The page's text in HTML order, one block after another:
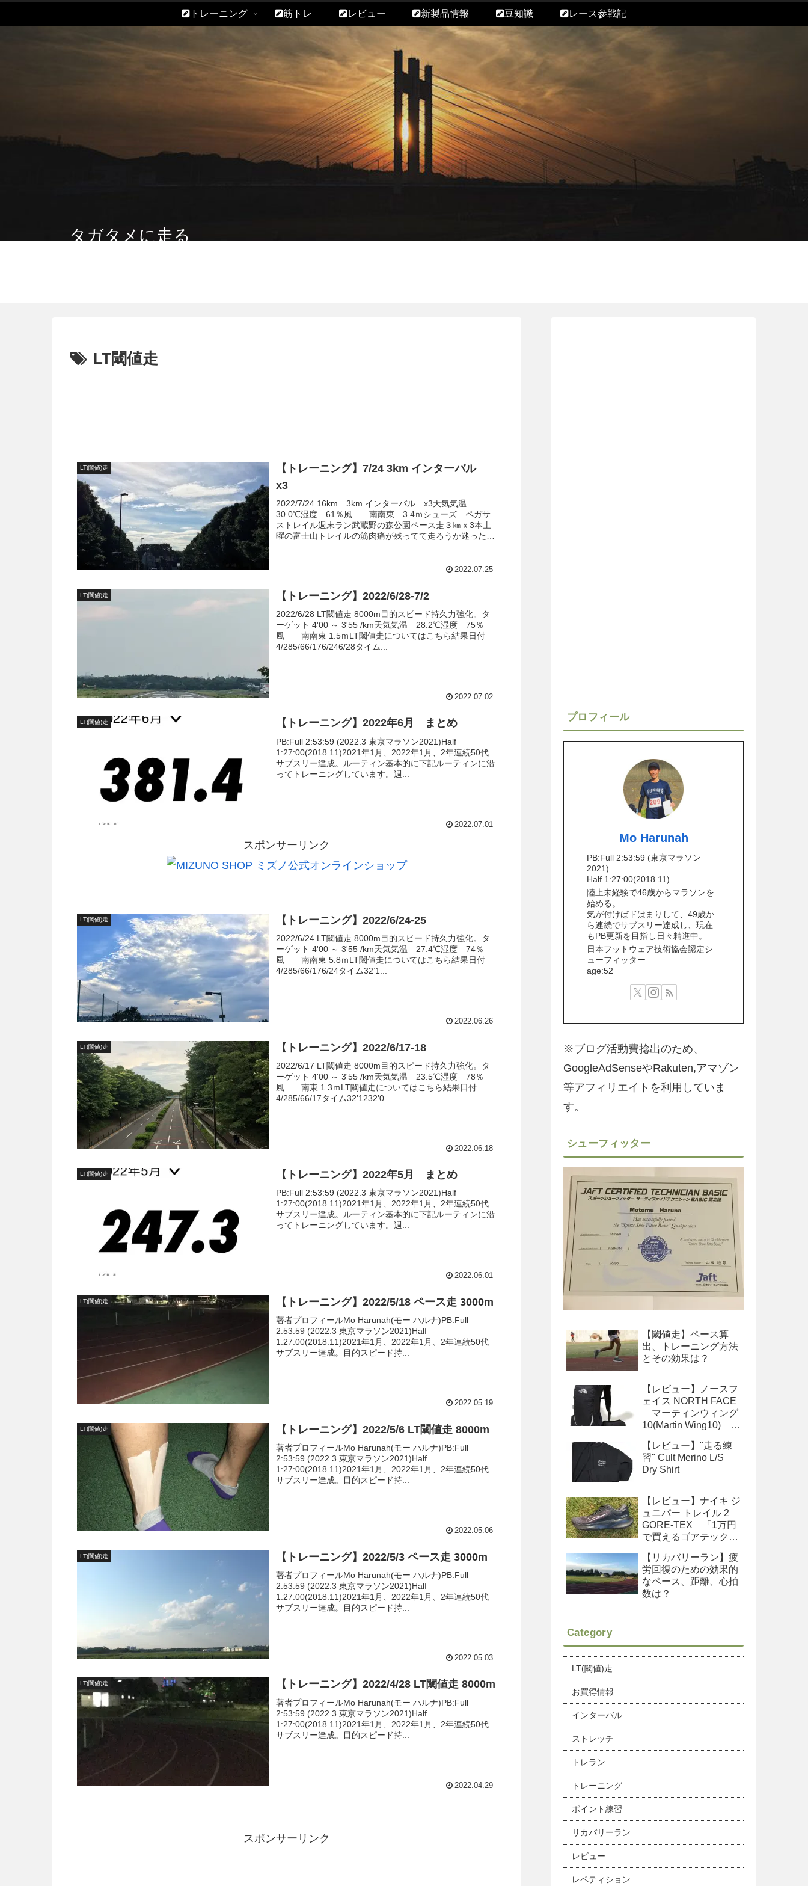
タガタメに走る
トレーニング 筋トレ レビュー 新製品情報 豆知識 レース参戦記
LT閾値走
LT(閾値)走
【トレーニング】7/24 3km インターバル
x3
2022/7/24 16km 3km インターバル x3天気気温
30.0℃湿度 61％風 南南東 3.4ｍシューズ ペガサ
ストレイル週末ラン武蔵野の森公園ペース走３㎞ｘ3本土
曜の富士山トレイルの筋肉痛が残ってて走ろうか迷ったけ
2022.07.25
LT(閾値)走 【トレーニング】2022/6/28-7/2
2022/6/28 LT閾値走 8000m目的スピード持久力強化。タ
ーゲット 4'00 ～ 3'55 /km天気気温 28.2℃湿度 75％
風 南南東 1.5ｍLT閾値走についてはこちら結果日付
4/285/66/176/246/28タイム...
2022.07.02
LT(閾値)走 【トレーニング】2022年6月 まとめ
PB:Full 2:53:59 (2022.3 東京マラソン2021)Half
1:27:00(2018.11)2021年1月、2022年1月、2年連続50代
サブスリー達成。ルーティン基本的に下記ルーティンに沿
ってトレーニングしています。週...
2022.07.01
スポンサーリンク
LT(閾値)走 【トレーニング】2022/6/24-25
2022/6/24 LT閾値走 8000m目的スピード持久力強化。タ
ーゲット 4'00 ～ 3'55 /km天気気温 27.4℃湿度 74％
風 南南東 5.8ｍLT閾値走についてはこちら結果日付
4/285/66/176/24タイム32’1...
2022.06.26
LT(閾値)走 【トレーニング】2022/6/17-18
2022/6/17 LT閾値走 8000m目的スピード持久力強化。タ
ーゲット 4'00 ～ 3'55 /km天気気温 23.5℃湿度 78％
風 南東 1.3ｍLT閾値走についてはこちら結果日付
4/285/66/17タイム32’1232’0...
2022.06.18
LT(閾値)走 【トレーニング】2022年5月 まとめ
PB:Full 2:53:59 (2022.3 東京マラソン2021)Half
1:27:00(2018.11)2021年1月、2022年1月、2年連続50代
サブスリー達成。ルーティン基本的に下記ルーティンに沿
ってトレーニングしています。週...
2022.06.01
LT(閾値)走 【トレーニング】2022/5/18 ペース走 3000m
著者プロフィールMo Harunah(モー ハルナ)PB:Full
2:53:59 (2022.3 東京マラソン2021)Half
1:27:00(2018.11)2021年1月、2022年1月、2年連続50代
サブスリー達成。目的スピード持...
2022.05.19
LT(閾値)走 【トレーニング】2022/5/6 LT閾値走 8000m
著者プロフィールMo Harunah(モー ハルナ)PB:Full
2:53:59 (2022.3 東京マラソン2021)Half
1:27:00(2018.11)2021年1月、2022年1月、2年連続50代
サブスリー達成。目的スピード持...
2022.05.06
LT(閾値)走 【トレーニング】2022/5/3 ペース走 3000m
著者プロフィールMo Harunah(モー ハルナ)PB:Full
2:53:59 (2022.3 東京マラソン2021)Half
1:27:00(2018.11)2021年1月、2022年1月、2年連続50代
サブスリー達成。目的スピード持...
2022.05.03
LT(閾値)走 【トレーニング】2022/4/28 LT閾値走 8000m
著者プロフィールMo Harunah(モー ハルナ)PB:Full
2:53:59 (2022.3 東京マラソン2021)Half
1:27:00(2018.11)2021年1月、2022年1月、2年連続50代
サブスリー達成。目的スピード持...
2022.04.29
スポンサーリンク
プロフィール
Mo Harunah
PB:Full 2:53:59 (東京マラソン
2021)
Half 1:27:00(2018.11)
陸上未経験で46歳からマラソンを
始める。
気が付けばドはまりして、49歳か
ら連続でサブスリー達成し、現在
もPB更新を目指し日々精進中。
日本フットウェア技術協会認定シ
ューフィッター
age:52
※ブログ活動費捻出のため、
GoogleAdSenseやRakuten,アマゾン
等アフィリエイトを利用していま
す。
シューフィッター
【閾値走】ペース算
出、トレーニング方法
とその効果は？
【レビュー】ノースフ
ェイス NORTH FACE
マーティンウィング
10(Martin Wing10) サ
使い方
【レビュー】"走る練
習" Cult Merino L/S
Dry Shirt
【レビュー】ナイキ ジ
ュニパー トレイル 2
GORE-TEX 「1万円
で買えるゴアテックス
【リカバリーラン】疲
労回復のための効果的
なペース、距離、心拍
数は？
Category
LT(閾値)走
お買得情報
インターバル
ストレッチ
トレラン
トレーニング
ポイント練習
リカバリーラン
レビュー
レペティション